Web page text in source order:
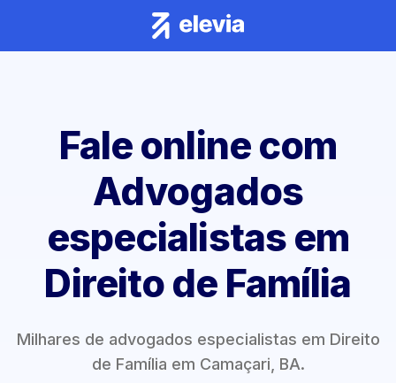
Fale online com
Advogados
especialistas em
Direito de Família
Milhares de advogados especialistas em Direito
de Família em Camaçari, BA.